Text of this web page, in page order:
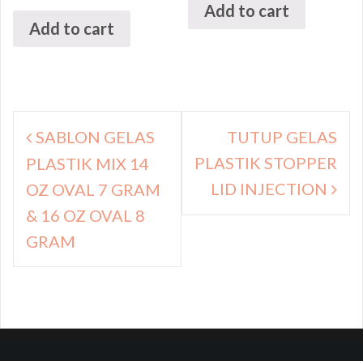
Add to cart
Add to cart
Navigasi
pos
SABLON GELAS
PLASTIK MIX 14
OZ OVAL 7 GRAM
& 16 OZ OVAL 8
GRAM
TUTUP GELAS
PLASTIK STOPPER
LID INJECTION